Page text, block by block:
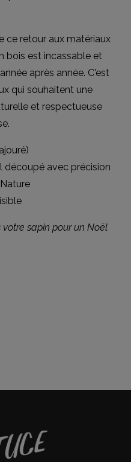
ce retour aux matériaux
bois est incassable et
après année. C'est
qui souhaitent une
et respectueuse
découpé avec précision
sapin pour un Noël